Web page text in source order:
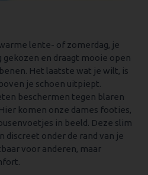
lente- of zomerdag, je
gekozen en draagt mooie open
Het laatste wat je wilt, is
je schoen uitpiept.
beschermen tegen blaren
komen onze dames footies,
in beeld. Deze slim
onder de rand van je
voor anderen, maar